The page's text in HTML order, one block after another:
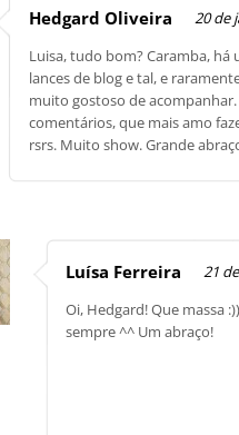
Hedgard Oliveira
20 de
Luisa, tudo bom? Caramba, há
lances de blog e tal, e
muito gostoso de acompanhar.
comentários, que mais amo
rsrs. Muito show. Grande
Luísa Ferreira
21
Oi, Hedgard! Que massa
sempre ^^ Um abraço!